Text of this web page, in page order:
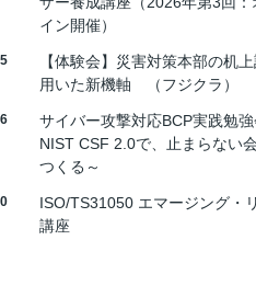
イン開催）
【体験会】災害対策本部の机
用いた新機軸 （フジクラ）
サイバー攻撃対応BCP実践勉強
NIST CSF 2.0で、止まらない
つくる～
ISO/TS31050 エマージング・
講座